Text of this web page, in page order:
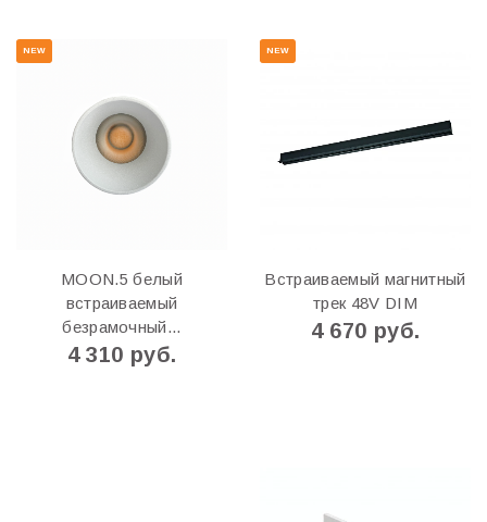
NEW
MOON.5 белый
встраиваемый
безрамочный...
4 310 руб.
NEW
Встраиваемый магнитный
трек 48V DIM
4 670 руб.